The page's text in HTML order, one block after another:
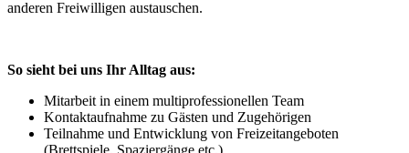
anderen Freiwilligen austauschen.
So sieht bei uns Ihr Alltag aus:
Mitarbeit in einem multiprofessionellen Team
Kontaktaufnahme zu Gästen und Zugehörigen
Teilnahme und Entwicklung von Freizeitangeboten
(Brettspiele, Spaziergänge etc.)